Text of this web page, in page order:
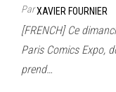
ParXAVIER FOURNIER
[FRENCH] Ce
Paris Comics Expo,
prend…